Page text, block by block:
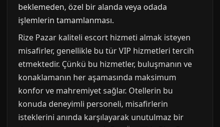
beklemeden, özel bir alanda veya odada
işlemlerin tamamlanması.
Rize Pazar kaliteli escort hizmeti almak isteyen
misafirler, genellikle bu tür VIP hizmetleri tercih
etmektedir. Çünkü bu hizmetler, buluşmanın ve
konaklamanın her aşamasında maksimum
konfor ve mahremiyet sağlar. Otellerin bu
konuda deneyimli personeli, misafirlerin
isteklerini anında karşılayarak unutulmaz bir